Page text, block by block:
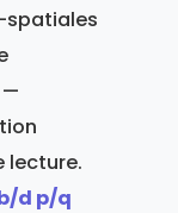
spatiales
—
lecture.
d p/q